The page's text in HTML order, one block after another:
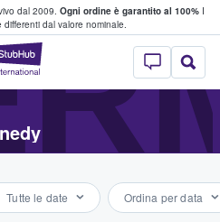
dal 2009. Ogni ordine è garantito al 100%I
dal valore nominale.
StubHub - Dove
biglietti
Tutte le date Ordina per data